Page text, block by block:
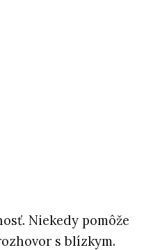
Niekedy pomôže
s blízkym.